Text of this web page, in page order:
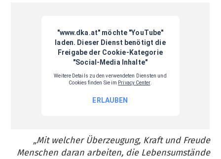
„Mit welcher Überzeugung, Kraft und Freude
Menschen daran arbeiten, die Lebensumstände